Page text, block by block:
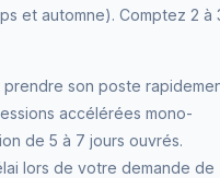
et automne). Comptez 2 à
son poste
accélérées mono-
de 5 à 7 jours ouvrés.
lors de votre demande de